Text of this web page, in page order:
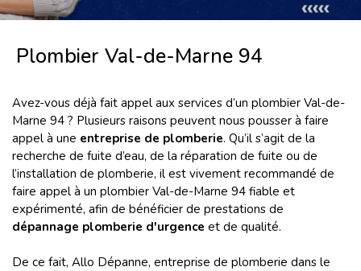
Plombier Val-de-Marne 94
Avez-vous déjà fait appel aux services d’un plombier Val-de-
Marne 94 ? Plusieurs raisons peuvent nous pousser à faire
appel à une entreprise de plomberie. Qu’il s’agit de la
recherche de fuite d’eau, de la réparation de fuite ou de
l’installation de plomberie, il est vivement recommandé de
faire appel à un plombier Val-de-Marne 94 fiable et
expérimenté, afin de bénéficier de prestations de
dépannage plomberie d'urgence et de qualité.
De ce fait, Allo Dépanne, entreprise de plomberie dans le